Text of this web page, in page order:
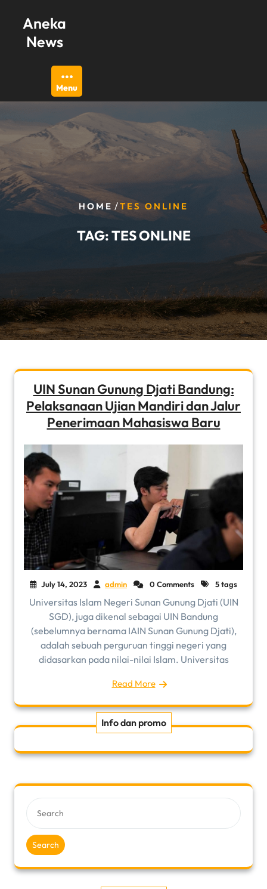
content
Aneka
News
Menu
HOME /TES ONLINE
TAG:TES ONLINE
UIN Sunan Gunung Djati Bandung:
Pelaksanaan Ujian Mandiri dan Jalur
Penerimaan Mahasiswa Baru
July 14, 2023 admin 0 Comments 5 tags
Universitas Islam Negeri Sunan Gunung Djati (UIN
SGD), juga dikenal sebagai UIN Bandung
(sebelumnya bernama IAIN Sunan Gunung Djati),
adalah sebuah perguruan tinggi negeri yang
didasarkan pada nilai-nilai Islam. Universitas
Read More
Info dan promo
Search